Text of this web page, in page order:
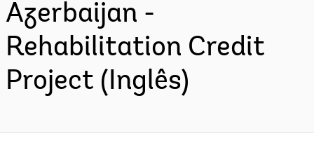
Azerbaijan -
Rehabilitation Credit
Project (Inglês)